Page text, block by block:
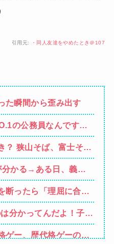
引用元: ・同人友達をやめたとき＠107
た瞬間から歪み出す
の公務員なんですけ
た。全く理由は思いつ
すれば母のせいかもし
ー悪化しそう→
？ 狭山そば、富士そ
箱根そば、しぶそば、
分かる→ある日、義弟
」がし始めたので、夫
と伝えたら怒って絶
断ったら「理屈に合わ
的なヒステリー女」と
分かってんだよ！子供
私(ヒィィィ…)→隣奥の
られた。夫に相談して
ゲー、歴代格ゲーのパ